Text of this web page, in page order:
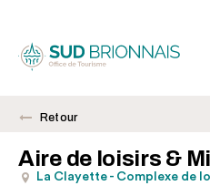
Retour
Aire de loisirs &
La Clayette - Complexe de